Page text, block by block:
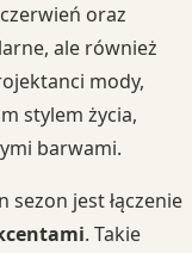
oraz
ale również
mody,
stylem życia,
barwami.
sezon jest łączenie
. Takie